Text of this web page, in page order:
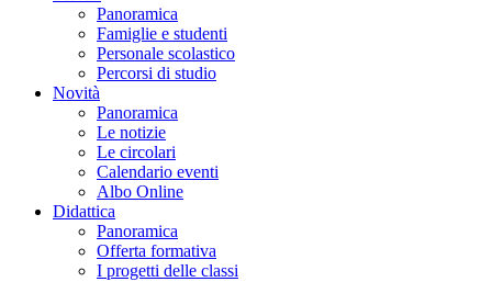
Panoramica
Famiglie e studenti
Personale scolastico
Percorsi di studio
Novità
Panoramica
Le notizie
Le circolari
Calendario eventi
Albo Online
Didattica
Panoramica
Offerta formativa
I progetti delle classi